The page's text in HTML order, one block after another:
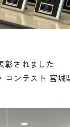
彰されました
コンテスト 宮